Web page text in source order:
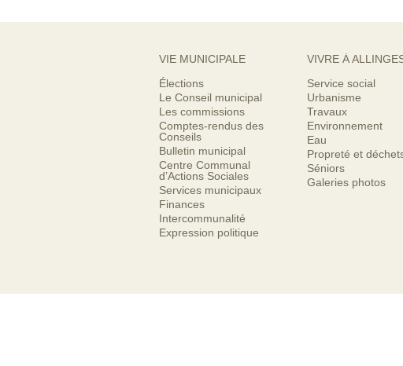
VIE MUNICIPALE
Élections
Le Conseil municipal
Les commissions
Comptes-rendus des
Conseils
Bulletin municipal
Centre Communal
d’Actions Sociales
Services municipaux
Finances
Intercommunalité
Expression politique
VIVRE À
Service social
Urbanisme
Travaux
Environnement
Eau
Propreté et
Séniors
Galeries photos